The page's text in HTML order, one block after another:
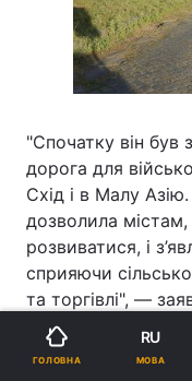
"Спочатку він був
дорога для
Схід і в Малу
дозволила містам,
розвиватися, і
сприяючи
та торгівлі", —
Сьогодні ця
являє собою
ГОЛОВНА
RU
МОВА